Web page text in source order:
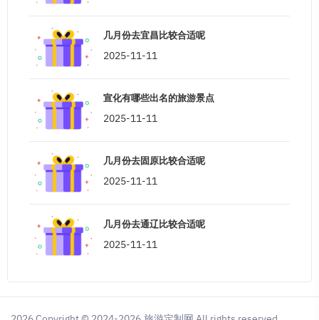
几月份去宜昌比较合适呢
2025-11-11
宣化有哪些出名的旅游景点
2025-11-11
几月份去固原比较合适呢
2025-11-11
几月份去通辽比较合适呢
2025-11-11